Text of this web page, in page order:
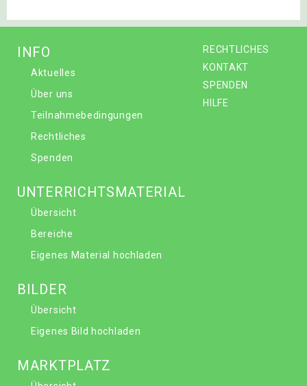
RECHTLICHES
KONTAKT
SPENDEN
HILFE
INFO
Aktuelles
Über uns
Teilnahmebedingungen
Rechtliches
Spenden
UNTERRICHTSMATERIAL
Übersicht
Bereiche
Eigenes Material hochladen
BILDER
Übersicht
Eigenes Bild hochladen
MARKTPLATZ